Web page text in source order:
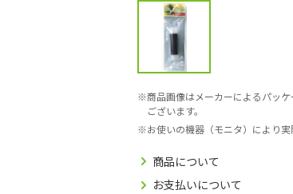
商品画像はメーカーによるパッ
ございます。
お使いの機器（モニタ）により
商品について
お支払いについて